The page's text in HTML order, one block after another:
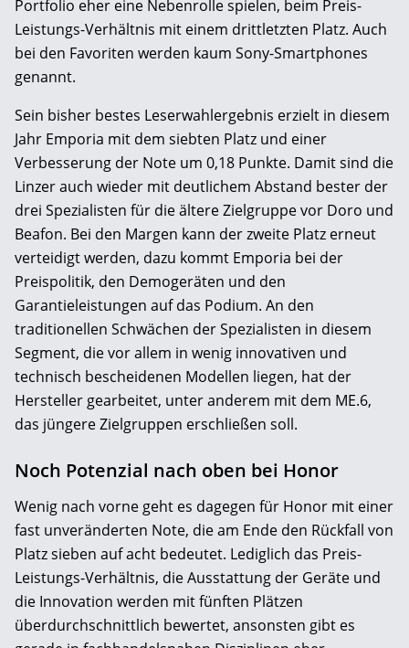
Port­folio eher eine Nebenrolle spielen, beim Preis-
Leistungs-Verhältnis mit einem drittletzten Platz. Auch
bei den Favoriten werden kaum ­Sony-Smartphones
genannt.
Sein bisher bestes Leserwahlergebnis erzielt in diesem
Jahr Emporia mit dem siebten Platz und einer
Verbesserung der Note um 0,18 Punkte. Damit sind die
Linzer auch wieder mit deutlichem Abstand bester der
drei Spezialisten für die ältere Zielgruppe vor Doro und
Beafon. Bei den Margen kann der zweite Platz erneut
verteidigt werden, dazu kommt Emporia bei der
Preispolitik, den Demogeräten und den
Garantieleistungen auf das Podium. An den
traditionellen Schwächen der Spezialisten in diesem
Segment, die vor allem in wenig innovativen und
technisch bescheidenen Modellen liegen, hat der
Hersteller gearbeitet, unter anderem mit dem ME.6,
das jüngere Zielgruppen erschließen soll.
Noch Potenzial nach oben bei Honor
Wenig nach vorne geht es dagegen für Honor mit einer
fast unveränderten Note, die am Ende den Rückfall von
Platz sieben auf acht bedeutet. Lediglich das Preis-
Leistungs-Verhältnis, die Ausstattung der Geräte und
die Innovation werden mit fünften Plätzen
überdurchschnittlich bewertet, ansonsten gibt es